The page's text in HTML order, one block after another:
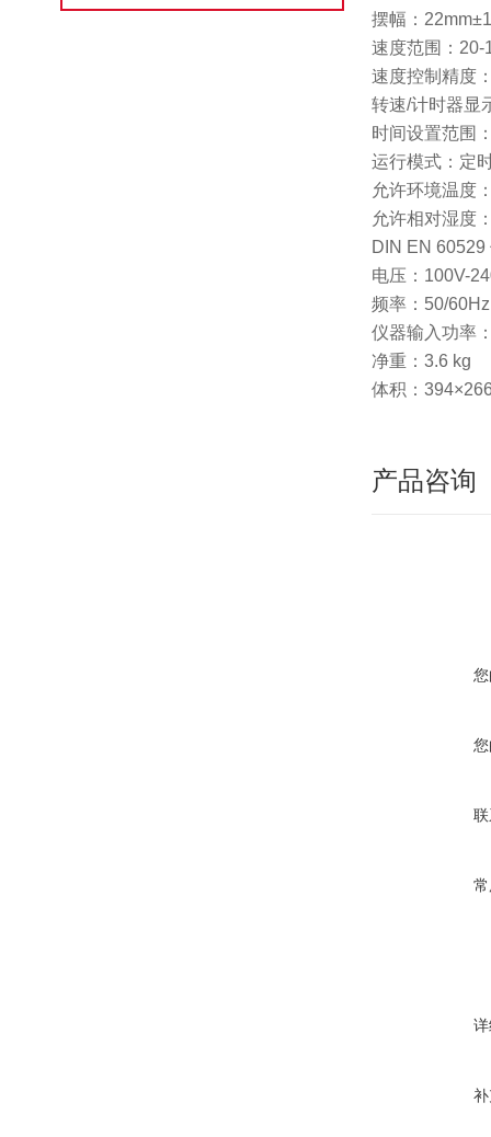
摆幅：
速度范围：20-
速度控制精度
转速/计时器显
时间设置范围
运行模式：定
允许环境温度
允许相对湿度
DIN EN
电压：100V-
频率：50/60Hz
仪器输入功率
净重：3.6 kg
体积：
产品咨询